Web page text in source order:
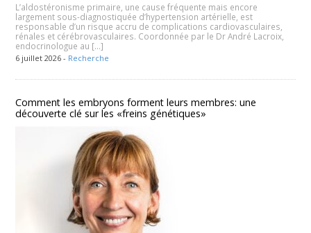
L’aldostéronisme primaire, une cause fréquente mais encore
largement sous-diagnostiquée d’hypertension artérielle, est
responsable d’un risque accru de complications cardiovasculaires,
rénales et cérébrovasculaires. Coordonnée par le Dr André Lacroix,
endocrinologue au […]
6 juillet 2026 - Recherche
Comment les embryons forment leurs membres: une
découverte clé sur les «freins génétiques»